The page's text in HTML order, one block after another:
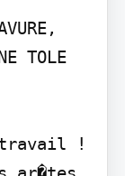
TOLE
travail !